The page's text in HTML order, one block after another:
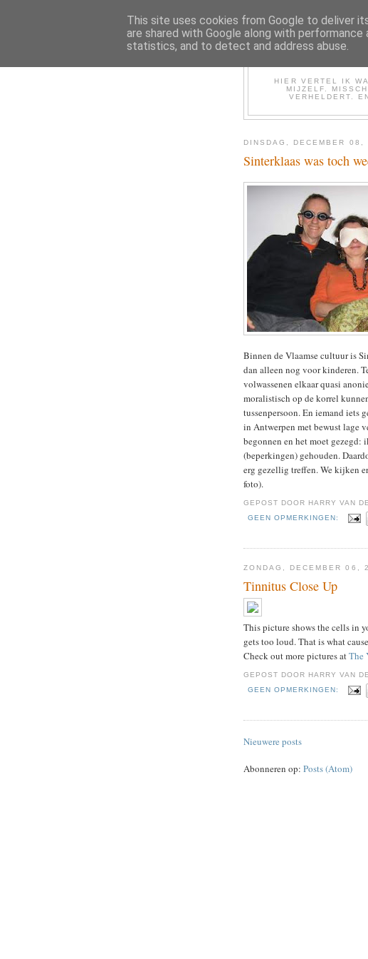
HIER VERTEL IK
MIJZELF.
VERHELDERT.
DINSDAG, DECEMBER 08,
Sinterklaas was toch
Binnen de Vlaamse cultuur is
dan alleen nog voor kinderen.
volwassenen elkaar quasi
moralistisch op de korrel
tussenpersoon. En iemand iets
in Antwerpen met bewust lage
begonnen en het moet gezegd:
(beperkingen) gehouden.
erg gezellig treffen. We kijken
foto).
GEPOST DOOR HARRY VAN
GEEN OPMERKINGEN:
ZONDAG, DECEMBER 06,
Tinnitus Close Up
This picture shows the cells in
gets too loud. That is what
Check out more pictures atThe
GEPOST DOOR HARRY VAN
GEEN OPMERKINGEN:
Nieuwere posts
Abonneren op: Posts (Atom)
This site uses cookies from Google to deliver
are shared with Google along with
statistics, and to detect and address abuse.